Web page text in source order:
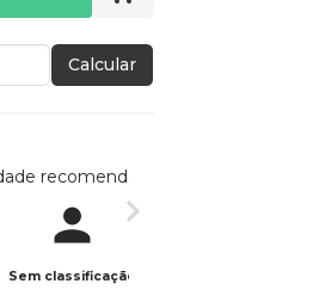
Calcular
recomendada
Sem classificação